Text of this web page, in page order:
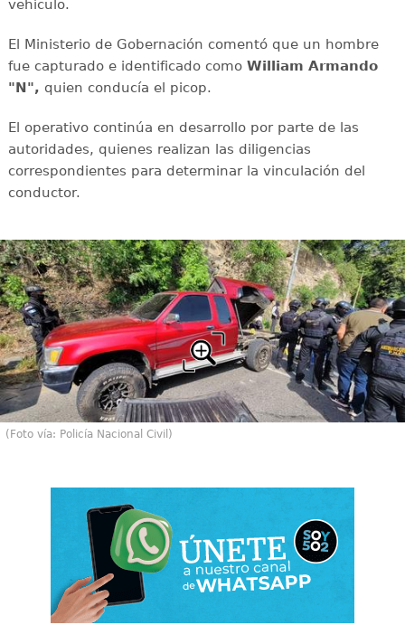
vehículo.
El Ministerio de Gobernación comentó que un hombre
fue capturado e identificado comoWilliam Armando
"N", quien conducía el picop.
El operativo continúa en desarrollo por parte de las
autoridades, quienes realizan las diligencias
correspondientes para determinar la vinculación del
conductor.
(Foto vía: Policía Nacional Civil)